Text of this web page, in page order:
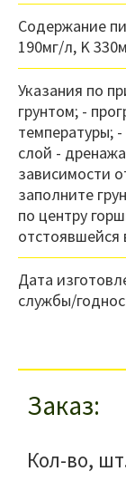
Содержание
190мг/л, K
Указания по
грунтом; -
температуры;
слой -
зависимости
заполните
по центру
отстоявшейся
Дата
службы/
Заказ
Кол-во,